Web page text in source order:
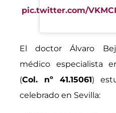
pic.twitter.com/
El doctor Álvaro
médico especialista
(Col. nº 41.15061)
celebrado en Sevilla: